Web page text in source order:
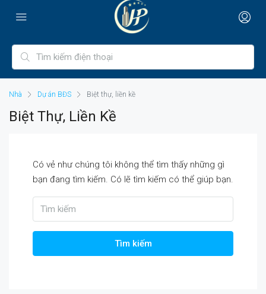
Nhà Dự án BĐS Biệt thự, liền kề
Biệt Thự, Liền Kề
Có vẻ như chúng tôi không thể tìm thấy những gì
bạn đang tìm kiếm. Có lẽ tìm kiếm có thể giúp bạn.
Tìm kiếm